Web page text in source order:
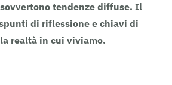
tendenze diffuse. Il
di riflessione e chiavi di
realtà in cui viviamo.